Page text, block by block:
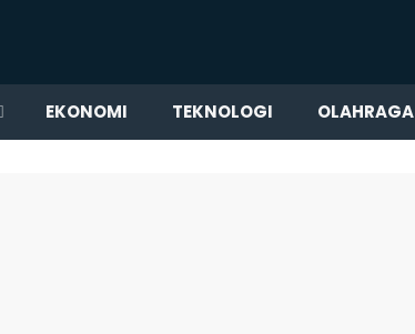
EKONOMI TEKNOLOGI OLAHRAGA